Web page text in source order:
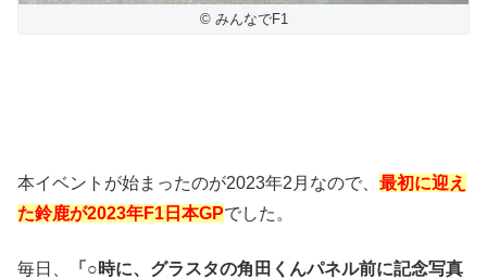
© みんなでF1
本イベントが始まったのが2023年2月なので、 最初に迎え
た鈴鹿が2023年F1日本GPでした。
毎日、
「○時に、グラスタの角田くんパネル前に記念写真